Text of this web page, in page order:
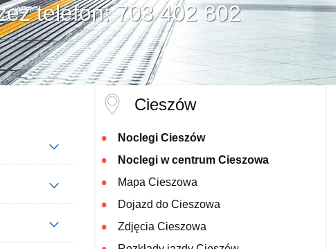
telefon: 703 402 802
Cieszów
Noclegi Cieszów
Noclegi w centrum Cieszowa
Mapa Cieszowa
Dojazd do Cieszowa
Zdjęcia Cieszowa